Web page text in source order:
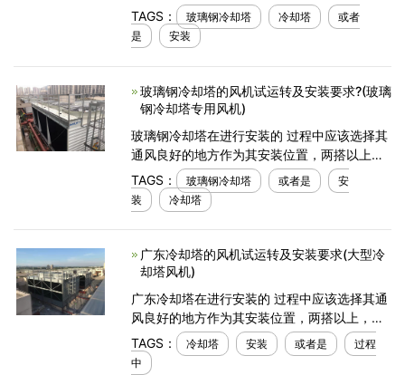
布局的过程中应该有效的考虑其两塔之间保持
距离，一般情况下塔径的1～2倍为宜，特殊情
况视本单位条件
TAGS： 玻璃钢冷却塔 冷却塔
或者
是
安装
玻璃钢冷却塔的风机试运转及安装要求?(玻璃
钢冷却塔专用风机)
玻璃钢冷却塔在进行安装的 过程中应该选择其
通风良好的地方作为其安装位置，两搭以上，
其搭群布局的过程中应该有效的考虑其两塔之
间保持距离，一般情况下塔径的1～2倍为宜，
特殊情况视本
TAGS： 玻璃钢冷却塔 或者是
安
装
冷却塔
广东冷却塔的风机试运转及安装要求(大型冷
却塔风机)
广东冷却塔在进行安装的 过程中应该选择其通
风良好的地方作为其安装位置，两搭以上，其
搭群布局的过程中应该有效的考虑其两塔之间
保持一定的距离，一般情况下塔径的1～2倍为
TAGS： 冷却塔 安装 或者是
过程
中